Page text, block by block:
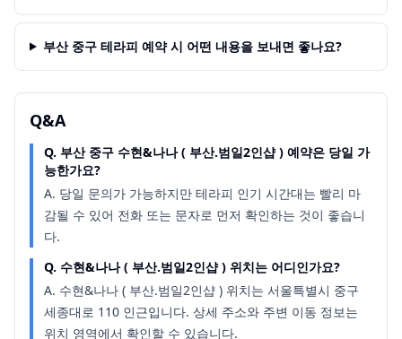
부산 중구 테라피 예약 시 어떤 내용을 보내면 좋나요?
Q&A
Q. 부산 중구 수현&나나 ( 부산.범일2인샵 ) 예약은 당일 가
능한가요?
A. 당일 문의가 가능하지만 테라피 인기 시간대는 빨리 마
감될 수 있어 전화 또는 문자로 먼저 확인하는 것이 좋습니
다.
Q. 수현&나나 ( 부산.범일2인샵 ) 위치는 어디인가요?
A. 수현&나나 ( 부산.범일2인샵 ) 위치는 서울특별시 중구
세종대로 110 인근입니다. 상세 주소와 주변 이동 정보는
위치 영역에서 확인할 수 있습니다.